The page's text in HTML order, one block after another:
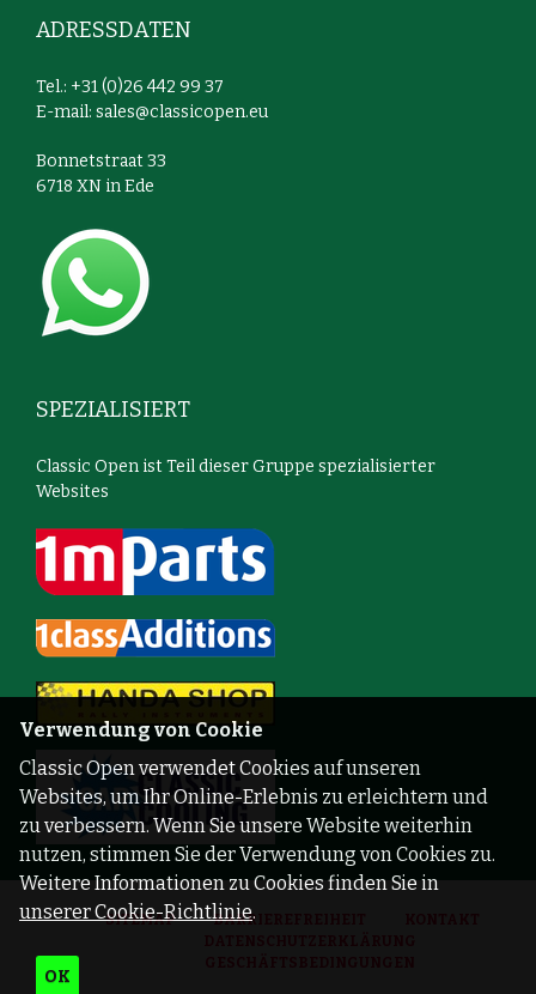
ADRESSDATEN
Tel.: +31 (0)26 442 99 37
E-mail: sales@classicopen.eu
Bonnetstraat 33
6718 XN in Ede
SPEZIALISIERT
Classic Open ist Teil dieser Gruppe spezialisierter
Websites
SITEMAP BARRIEREFREIHEIT
Verwendung von Cookie
Classic Open verwendet Cookies auf unseren
Websites, um Ihr Online-Erlebnis zu erleichtern und
zu verbessern. Wenn Sie unsere Website weiterhin
nutzen, stimmen Sie der Verwendung von Cookies zu.
Weitere Informationen zu Cookies finden Sie in
unserer Cookie-Richtlinie.
OK